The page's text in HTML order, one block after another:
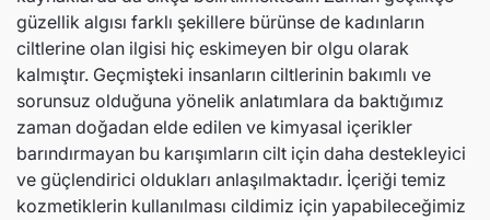
güzellik algısı farklı şekillere bürünse de kadınların
ciltlerine olan ilgisi hiç eskimeyen bir olgu olarak
kalmıştır. Geçmişteki insanların ciltlerinin bakımlı ve
sorunsuz olduğuna yönelik anlatımlara da baktığımız
zaman doğadan elde edilen ve kimyasal içerikler
barındırmayan bu karışımların cilt için daha destekleyici
ve güçlendirici oldukları anlaşılmaktadır. İçeriği temiz
kozmetiklerin kullanılması cildimiz için yapabileceğimiz